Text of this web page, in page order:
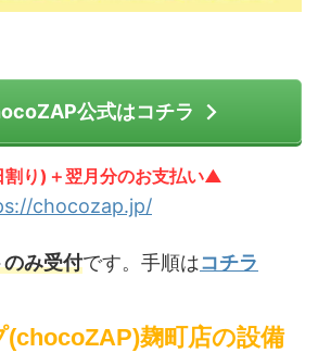
公式はコチラ
り)＋翌月分のお支払い▲
chocozap.jp/
み受付です。手順はコチラ
麹町店の設備